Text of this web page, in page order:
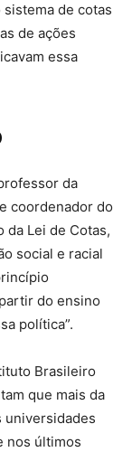
de cotas
de ações
essa
da
coordenador do
da Lei de Cotas,
social e racial
do ensino
política”.
Brasileiro
que mais da
universidades
nos últimos